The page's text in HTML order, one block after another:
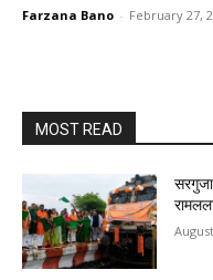
Farzana Bano - February 27,
MOST READ